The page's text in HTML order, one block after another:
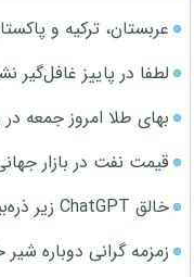
عربستان، ترکیه و
لطفا در پاییز غافل‌گیر
بهای طلا امروز جمعه در
قیمت نفت در بازار جهانی؛ برنت
خالق ChatGPT زیر ذره‌بین وزارت دادگستری آمریکا
زمزمه گرانی دوباره شیر